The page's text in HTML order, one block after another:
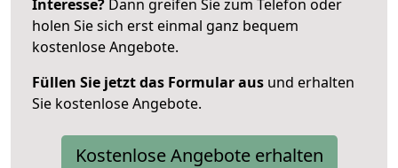
Interesse? Dann greifen Sie zum Telefon oder
holen Sie sich erst einmal ganz bequem
kostenlose Angebote.
Füllen Sie jetzt das Formular aus und erhalten
Sie kostenlose Angebote.
Kostenlose Angebote erhalten